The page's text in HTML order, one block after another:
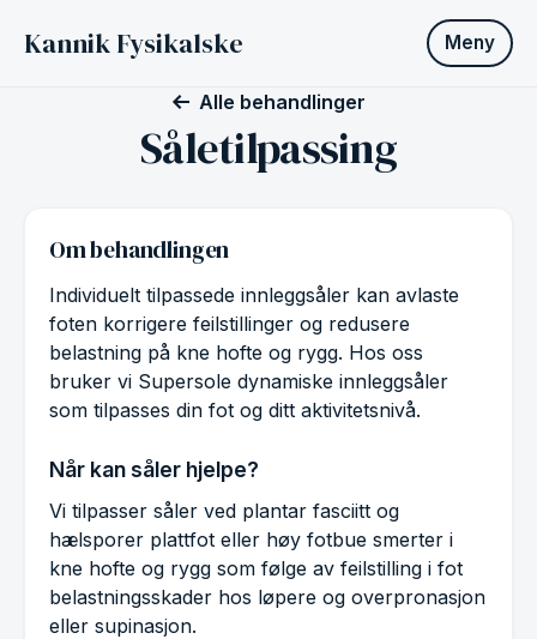
Kannik Fysikalske Meny
Alle behandlinger
Såletilpassing
Om behandlingen
Individuelt tilpassede innleggsåler kan avlaste
foten korrigere feilstillinger og redusere
belastning på kne hofte og rygg. Hos oss
bruker vi Supersole dynamiske innleggsåler
som tilpasses din fot og ditt aktivitetsnivå.
Når kan såler hjelpe?
Vi tilpasser såler ved plantar fasciitt og
hælsporer plattfot eller høy fotbue smerter i
kne hofte og rygg som følge av feilstilling i fot
belastningsskader hos løpere og overpronasjon
eller supinasjon.